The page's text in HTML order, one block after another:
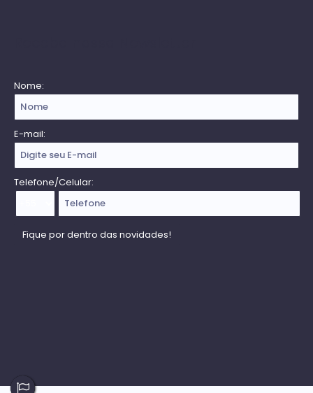
Nome:
E-mail:
Telefone/Celular: